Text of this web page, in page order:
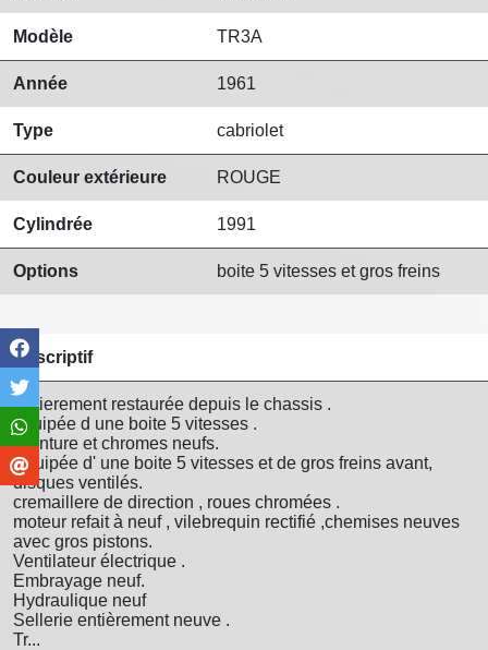
Modèle TR3A
Année 1961
Type cabriolet
Couleur extérieure ROUGE
Cylindrée 1991
Options boite 5 vitesses et gros freins
Descriptif
Entierement restaurée depuis le chassis .
equipée d une boite 5 vitesses .
Peinture et chromes neufs.
Equipée d' une boite 5 vitesses et de gros freins avant,
disques ventilés.
cremaillere de direction , roues chromées .
moteur refait à neuf , vilebrequin rectifié ,chemises neuves
avec gros pistons.
Ventilateur électrique .
Embrayage neuf.
Hydraulique neuf
Sellerie entièrement neuve .
Tr...